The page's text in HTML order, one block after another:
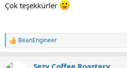
Çok teşekkürler
T
e
BeanEngineer